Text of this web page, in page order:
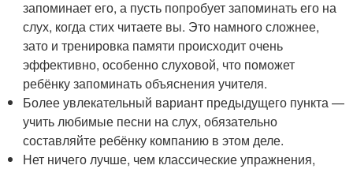
запоминает его, а пусть попробует запоминать его на
слух, когда стих читаете вы. Это намного сложнее,
зато и тренировка памяти происходит очень
эффективно, особенно слуховой, что поможет
ребёнку запоминать объяснения учителя.
Более увлекательный вариант предыдущего пункта —
учить любимые песни на слух, обязательно
составляйте ребёнку компанию в этом деле.
Нет ничего лучше, чем классические упражнения,